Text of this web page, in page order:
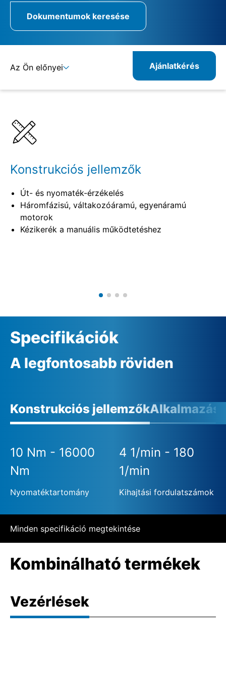
Dokumentumok keresése
Az Ön előnyei
Kombinálható termékek
Rokon termékek
Ajánlatkérés
Konstrukciós jellemzők
Út- és nyomaték-érzékelés
Háromfázisú, váltakozóáramú, egyenáramú
motorok
Kézikerék a manuális működtetéshez
Specifikációk
A legfontosabb röviden
Konstrukciós jellemzők
10 Nm - 16000
Nm
Nyomatéktartomány
4 1/min - 180
1/min
Kihajtási fordulatszámok
Minden specifikáció megtekintése
Kombinálható termékek
Vezérlések